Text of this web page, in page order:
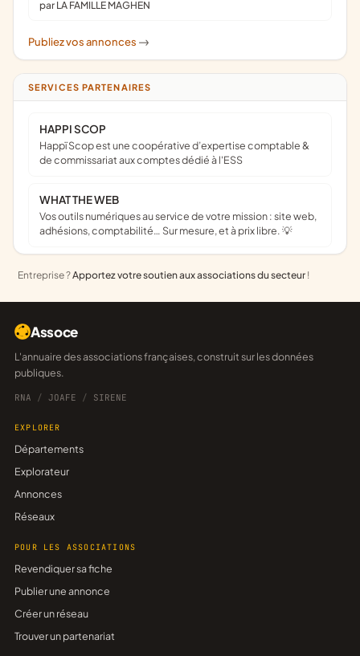
par LA FAMILLE MAGHEN
Publiez vos annonces ->
SERVICES PARTENAIRES
HAPPI SCOP
Happï Scop est une coopérative d’expertise comptable &
de commissariat aux comptes dédié à l'ESS
WHAT THE WEB
Vos outils numériques au service de votre mission : site web,
adhésions, comptabilité… Sur mesure, et à prix libre. 💡
Entreprise ?Apportez votre soutien aux associations du secteur !
Assoce
L'annuaire des associations françaises, construit sur les données
publiques.
RNA / JOAFE / SIRENE
EXPLORER
Départements
Explorateur
Annonces
Réseaux
POUR LES ASSOCIATIONS
Revendiquer sa fiche
Publier une annonce
Créer un réseau
Trouver un partenariat